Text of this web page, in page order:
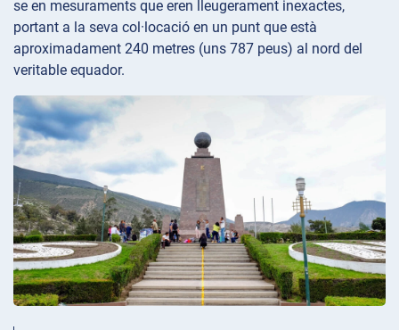
se en mesuraments que eren lleugerament inexactes,
portant a la seva col·locació en un punt que està
aproximadament 240 metres (uns 787 peus) al nord del
veritable equador.